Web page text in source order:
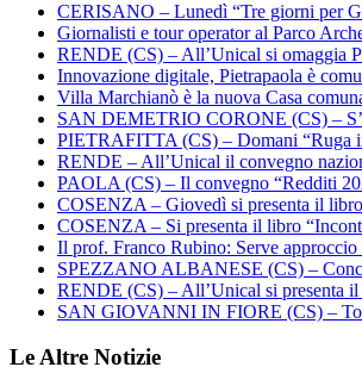
CERISANO – Lunedì “Tre giorni per
Giornalisti e tour operator al Parco
RENDE (CS) – All’Unical si omaggia
Innovazione digitale, Pietrapaola è
Villa Marchianò è la nuova Casa
SAN DEMETRIO CORONE (CS) –
PIETRAFITTA (CS) – Domani “Ruga
RENDE – All’Unical il convegno
PAOLA (CS) – Il convegno “Redditi
COSENZA – Giovedì si presenta il
COSENZA – Si presenta il libro
Il prof. Franco Rubino: Serve approccio
SPEZZANO ALBANESE (CS) –
RENDE (CS) – All’Unical si presenta il
SAN GIOVANNI IN FIORE (CS) –
Le Altre Notizie